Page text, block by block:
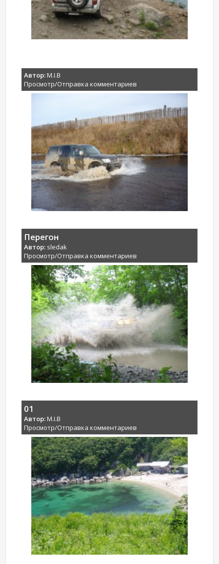
Автор:M.I.B
Просмотр/Отправка комментариев
Перегон
Автор: sledak
Просмотр/Отправка комментариев
01
Автор:M.I.B
Просмотр/Отправка комментариев